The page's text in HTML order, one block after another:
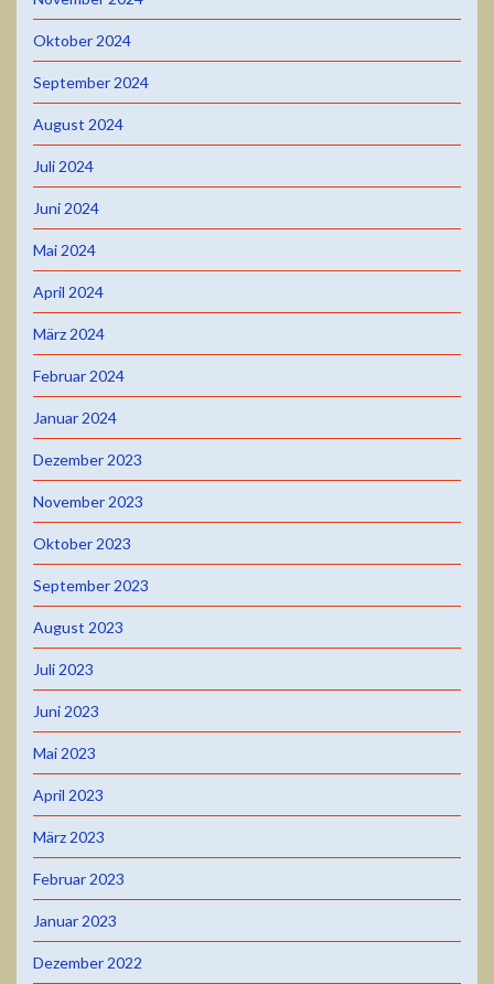
Oktober 2024
September 2024
August 2024
Juli 2024
Juni 2024
Mai 2024
April 2024
März 2024
Februar 2024
Januar 2024
Dezember 2023
November 2023
Oktober 2023
September 2023
August 2023
Juli 2023
Juni 2023
Mai 2023
April 2023
März 2023
Februar 2023
Januar 2023
Dezember 2022